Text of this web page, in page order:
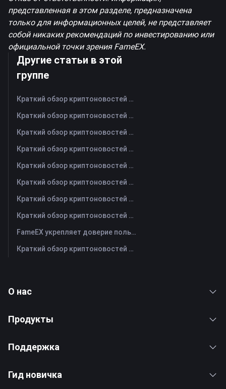
представленная в этом разделе, предназначена
только для информационных целей, не представляет
собой никаких рекомендаций по инвестированию или
официальной точки зрения FameEX.
Другие статьи в этой
группе
Краткий обзор криптоновостей FameEX за сегодня | 7 августа 2026 г
Краткий обзор криптоновостей FameEX за сегодня | 6 августа 2026 г
Краткий обзор криптоновостей FameEX за сегодня | 5 августа 2026 г
Краткий обзор криптоновостей FameEX за сегодня | 4 августа 2026 г
Краткий обзор криптоновостей FameEX за сегодня | 3 августа 2026 г
Краткий обзор криптоновостей FameEX за сегодня | 31 июля 2026 г
Краткий обзор криптоновостей FameEX за сегодня | 30 июля 2026 г
Краткий обзор криптоновостей FameEX за сегодня | 29 июля 2026 г
FameEX укрепляет доверие пользователей благодаря восьми годам стабильной работы и глобальному росту
Краткий обзор криптоновостей FameEX за сегодня | 28 июля 2026 г
О нас
Продукты
Поддержка
Гид новичка